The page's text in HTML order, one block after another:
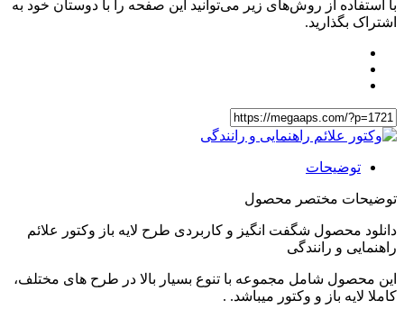
با استفاده از روش‌های زیر می‌توانید این صفحه را با دوستان خود به
اشتراک بگذارید.
توضیحات
توضیحات مختصر محصول
دانلود محصول شگفت انگیز و کاربردی طرح لایه باز وکتور علائم
راهنمایی و رانندگی
این محصول شامل مجموعه با تنوع بسیار بالا در طرح های مختلف،
کاملا لایه باز و وکتور میباشد. .